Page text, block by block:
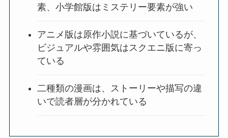
素、小学館版はミステリー要素が強い
アニメ版は原作小説に基づいているが、
ビジュアルや雰囲気はスクエニ版に寄っ
ている
二種類の漫画は、ストーリーや描写の違
いで読者層が分かれている